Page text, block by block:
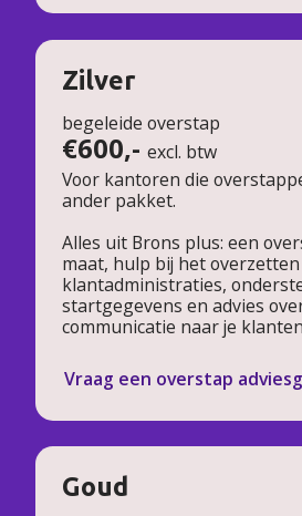
Zilver
begeleide overstap
€600,- excl. btw
Voor kantoren die
ander pakket.
Alles uit Brons plus: een
maat, hulp bij het overzetten
klantadministraties,
startgegevens en advies
communicatie naar je
Vraag een overstap
Goud